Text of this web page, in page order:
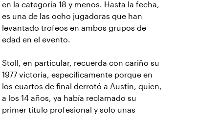
en la categoría 18 y menos. Hasta la fecha,
es una de las ocho jugadoras que han
levantado trofeos en ambos grupos de
edad en el evento.
Stoll, en particular, recuerda con cariño su
1977 victoria, específicamente porque en
los cuartos de final derrotó a Austin, quien,
a los 14 años, ya había reclamado su
primer título profesional y solo unas